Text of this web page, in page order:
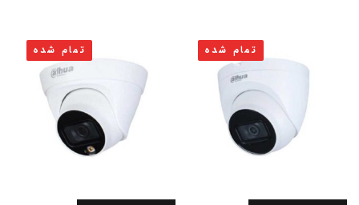
تمام شده تمام شده